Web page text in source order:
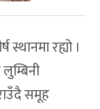
रह्यो ।
समूह